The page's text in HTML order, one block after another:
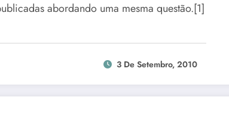
abordando uma mesma questão.[1]
3 De Setembro, 2010